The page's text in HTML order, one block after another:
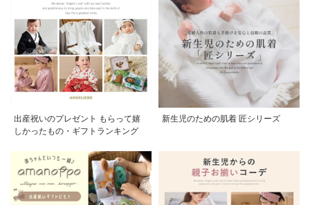
出産祝いのプレゼント もらって嬉
しかったもの・ギフトランキング
新生児のための肌着 匠シリーズ